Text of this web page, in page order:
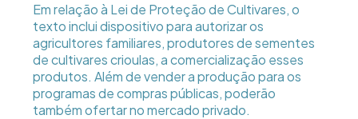
Em relação à Lei de Proteção de Cultivares, o
texto inclui dispositivo para autorizar os
agricultores familiares, produtores de sementes
de cultivares crioulas, a comercialização esses
produtos. Além de vender a produção para os
programas de compras públicas, poderão
também ofertar no mercado privado.